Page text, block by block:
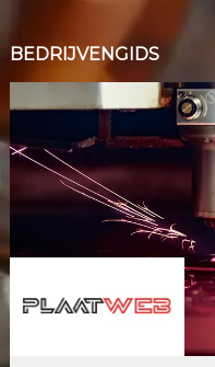
BEDRIJVENGIDS